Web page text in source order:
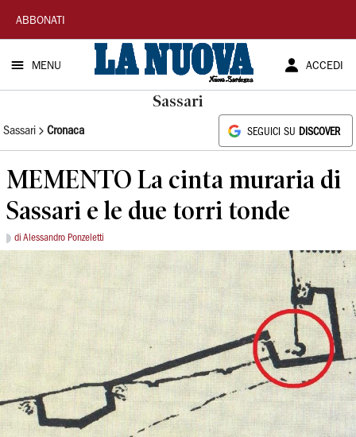
La
Nuova
Sardegna
ABBONATI
MENU ACCEDI
Sassari
Sassari Cronaca SEGUICI SU DISCOVER
MEMENTO La cinta muraria di
Sassari e le due torri tonde
di Alessandro Ponzeletti